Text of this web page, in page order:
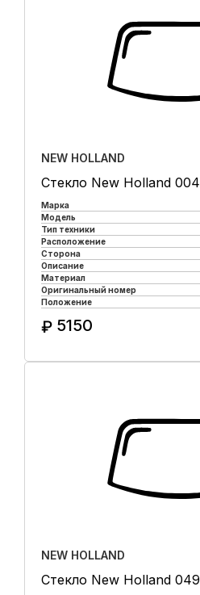
NEW HOLLAND
Стекло New Holland 004
Марка
Модель
Тип техники
Расположение
Сторона
Описание
Материал
Оригинальный номер
Положение
₽ 5150
NEW HOLLAND
Стекло New Holland 049